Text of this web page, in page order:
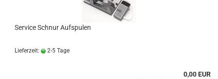
Service Schnur Aufspulen
Lieferzeit: 2-5 Tage
0,00 EUR